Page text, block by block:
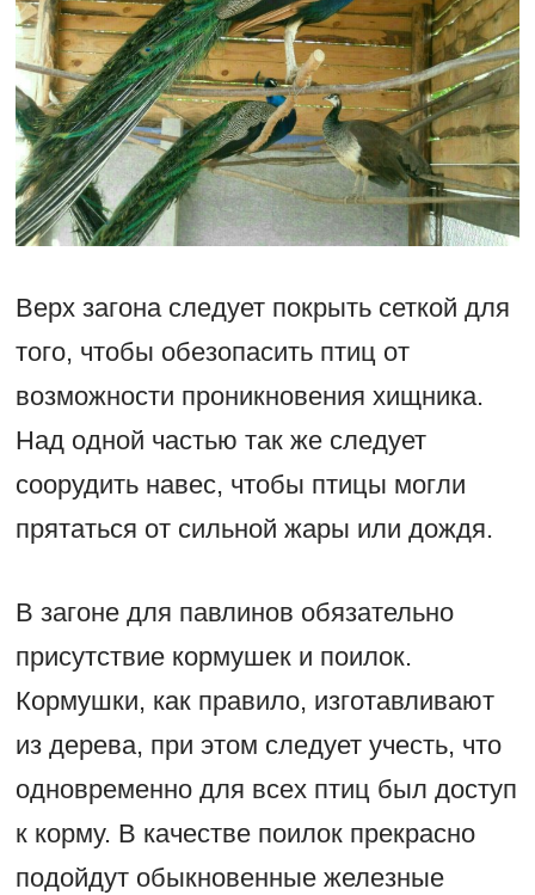
Верх загона следует покрыть сеткой для
того, чтобы обезопасить птиц от
возможности проникновения хищника.
Над одной частью так же следует
соорудить навес, чтобы птицы могли
прятаться от сильной жары или дождя.
В загоне для павлинов обязательно
присутствие кормушек и поилок.
Кормушки, как правило, изготавливают
из дерева, при этом следует учесть, что
одновременно для всех птиц был доступ
к корму. В качестве поилок прекрасно
подойдут обыкновенные железные